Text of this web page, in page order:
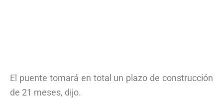
El puente tomará en total un plazo de construcción
de 21 meses, dijo.